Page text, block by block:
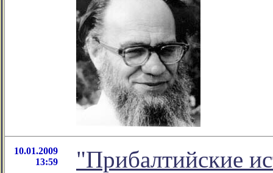
10.01.2009
13:59
"Прибалтийские